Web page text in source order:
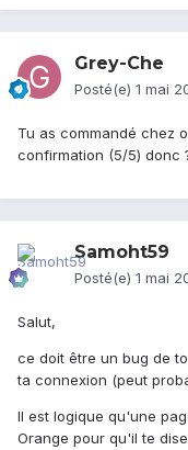
Grey-Che
Posté(e) 1 mai
Tu as commandé chez
confirmation (5/5) donc
Samoht59
Posté(e) 1 mai
Salut,
ce doit être un bug de
ta connexion (peut
Il est logique qu'une
Orange pour qu'il te